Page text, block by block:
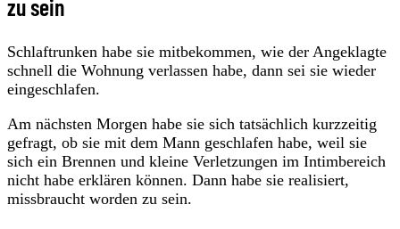
zu sein
Schlaftrunken habe sie mitbekommen, wie der Angeklagte
schnell die Wohnung verlassen habe, dann sei sie wieder
eingeschlafen.
Am nächsten Morgen habe sie sich tatsächlich kurzzeitig
gefragt, ob sie mit dem Mann geschlafen habe, weil sie
sich ein Brennen und kleine Verletzungen im Intimbereich
nicht habe erklären können. Dann habe sie realisiert,
missbraucht worden zu sein.